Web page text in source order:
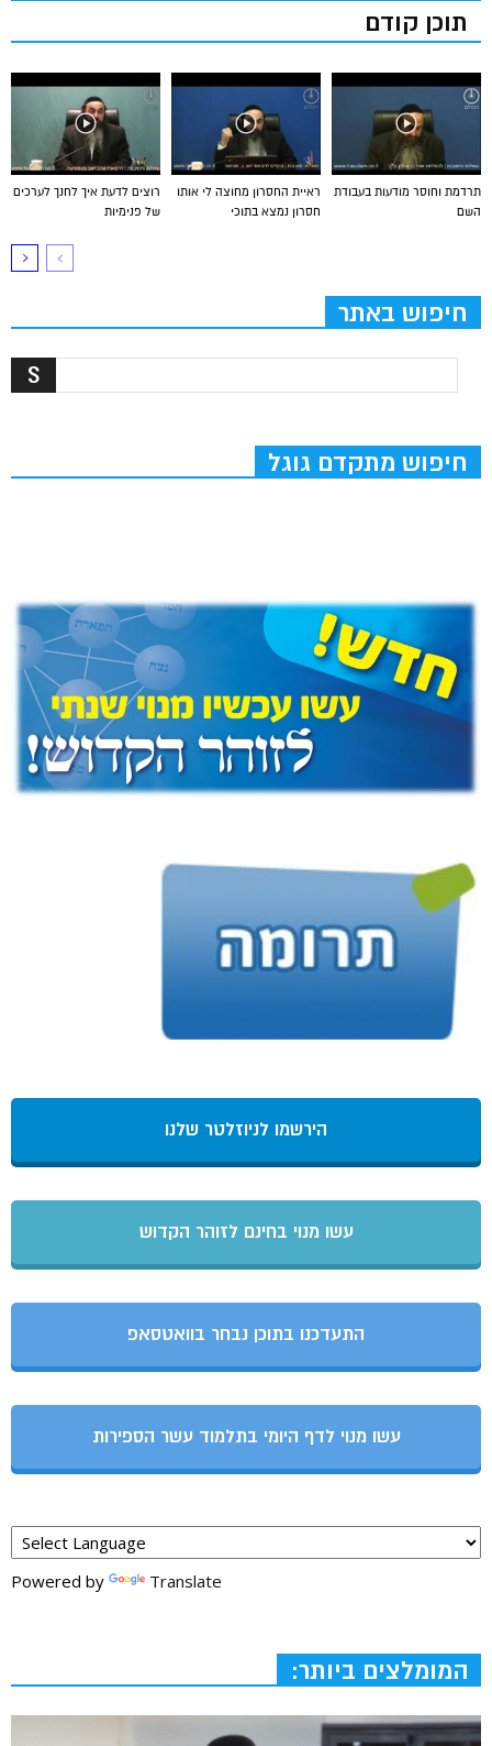
תוכן קודם
רוצים לדעת איך לחנך לערכים
של פנימיות
ראיית החסרון מחוצה לי אותו
חסרון נמצא בתוכי
תרדמת וחוסר מודעות בעבודת
השם
חיפוש באתר
חיפוש מתקדם גוגל
הירשמו לניוזלטר שלנו
עשו מנוי בחינם לזוהר הקדוש
התעדכנו בתוכן נבחר בוואטסאפ
עשו מנוי לדף היומי בתלמוד עשר הספירות
Powered by Translate
המומלצים ביותר: